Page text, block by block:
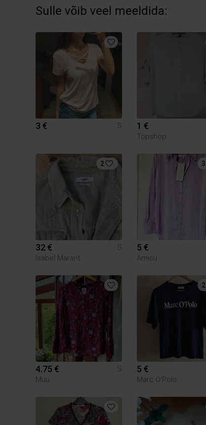
Sulle võib veel meeldida:
3 € S 1 €
Topshop
2
32 €
S
Isabel Marant
3
5 €
Amisu
4.75 €
S
Muu
2
5 €
Marc O'Polo